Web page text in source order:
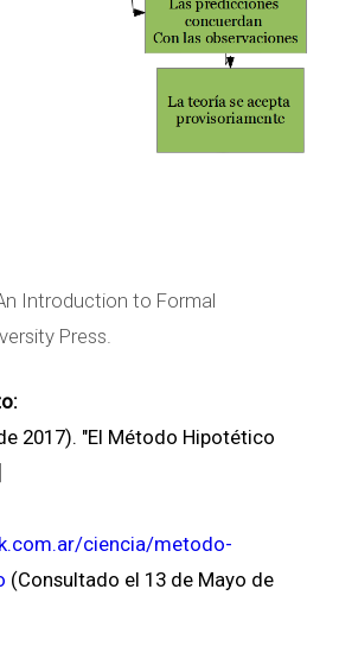
Introduction to Formal
Press.
2017). "El Método Hipotético
ciencia/metodo-
(Consultado el 13 de Mayo de